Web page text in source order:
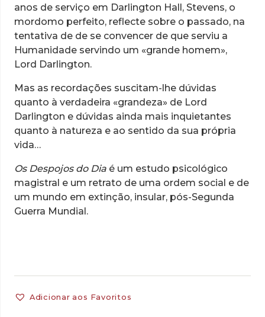
anos de serviço em Darlington Hall, Stevens, o
mordomo perfeito, reflecte sobre o passado, na
tentativa de de se convencer de que serviu a
Humanidade servindo um «grande homem»,
Lord Darlington.
Mas as recordações suscitam-lhe dúvidas
quanto à verdadeira «grandeza» de Lord
Darlington e dúvidas ainda mais inquietantes
quanto à natureza e ao sentido da sua própria
vida…
Os Despojos do Dia é um estudo psicológico
magistral e um retrato de uma ordem social e de
um mundo em extinção, insular, pós-Segunda
Guerra Mundial.
Adicionar aos Favoritos